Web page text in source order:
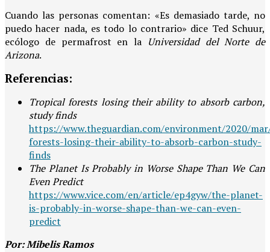
Cuando las personas comentan: «Es demasiado tarde, no
puedo hacer nada, es todo lo contrario» dice Ted Schuur,
ecólogo de permafrost en la Universidad del Norte de
Arizona.
Referencias:
Tropical forests losing their ability to absorb carbon,
study finds
https://www.theguardian.com/environment/2020/
forests-losing-their-ability-to-absorb-carbon-study-
finds
The Planet Is Probably in Worse Shape Than We Can
Even Predict
https://www.vice.com/en/article/ep4gyw/the-planet-
is-probably-in-worse-shape-than-we-can-even-
predict
Por: Mibelis Ramos